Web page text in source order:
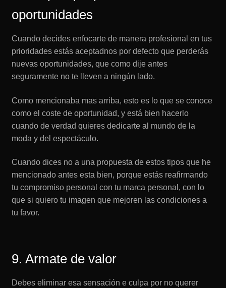
oportunidades
Cuando decides enfocarte de manera profesional en tus
prioridades estás aceptadnos por defecto que perderás
nuevas oportunidades, que como dije antes
seguramente no te lleven a ningún lado.
Como mencionaba mas arriba, esto es lo que se conoce
como el coste de oportunidad, y está bien hacerlo
cuando de verdad quieres dedicarte al mundo de la
moda y del espectáculo.
Cuando dices no a una propuesta de estos tipos que he
mencionado antes esta bien, porque estás reafirmando
tu compromiso personal con tu marca personal, con lo
que si quiero tu imagen que mejoren las condiciones a
tu favor.
9. Armate de valor
Debes eliminar esa sensación e culpa por no querer